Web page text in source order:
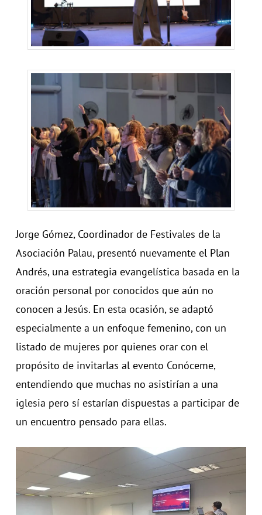
Jorge Gómez, Coordinador de Festivales de la
Asociación Palau, presentó nuevamente el Plan
Andrés, una estrategia evangelística basada en la
oración personal por conocidos que aún no
conocen a Jesús. En esta ocasión, se adaptó
especialmente a un enfoque femenino, con un
listado de mujeres por quienes orar con el
propósito de invitarlas al evento Conóceme,
entendiendo que muchas no asistirían a una
iglesia pero sí estarían dispuestas a participar de
un encuentro pensado para ellas.